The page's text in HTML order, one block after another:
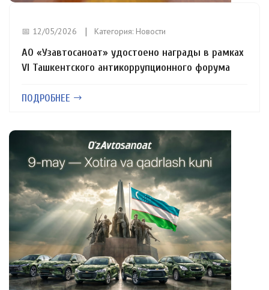
📅 12/05/2026 Категория: Новости
АО «Узавтосаноат» удостоено награды в рамках
VI Ташкентского антикоррупционного форума
ПОДРОБНЕЕ